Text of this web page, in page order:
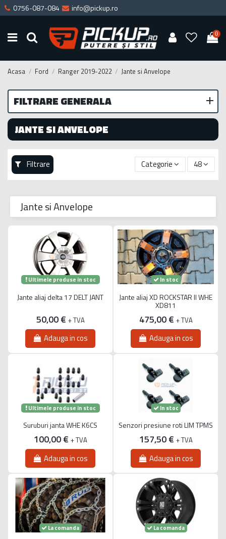
0756-087-084 info@pickup.ro
0
Acasa Ford Ranger 2019-2022 Jante si Anvelope
JANTE SI ANVELOPE
Filtrare Categorie 48
Jante si Anvelope
Ultimele produse in stoc
Jante aliaj delta 17 DELT JANT
50,00 € + TVA
Adauga in cos
In stoc
Jante aliaj XD ROCKSTAR II WHE
XD811
475,00 € + TVA
Adauga in cos
Ultimele produse in stoc
Suruburi janta WHE K6CS
100,00 € + TVA
Adauga in cos
In stoc
Senzori presiune roti LIM TPMS
157,50 € + TVA
Adauga in cos
La comanda La comanda
FILTRARE GENERALA